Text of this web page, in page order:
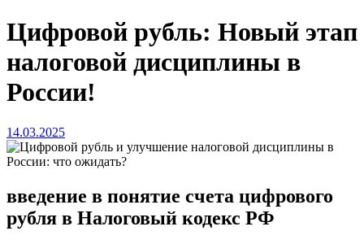
Цифровой рубль: Новый этап
налоговой дисциплины в
России!
14.03.2025
введение в понятие счета цифрового
рубля в Налоговый кодекс РФ